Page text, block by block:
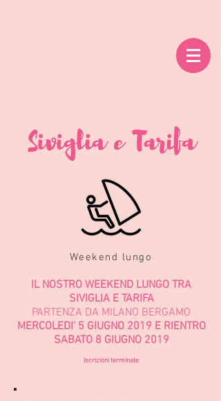
Weekend lungo
IL NOSTRO WEEKEND LUNGO TRA
SIVIGLIA E TARIFA
PARTENZA DA MILANO BERGAMO
MERCOLEDI' 5 GIUGNO 2019 E RIENTRO
SABATO 8 GIUGNO 2019
Iscrizioni terminate